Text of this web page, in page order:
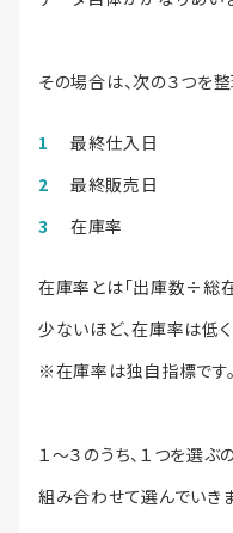
その場合は、次の３つを
最終仕入日
最終販売日
在庫率
在庫率とは「出庫数÷総
少ないほど、在庫率は低く
※在庫率は独自指標です。
１～３のうち、１つを選ぶ
組み合わせて選んでいきま